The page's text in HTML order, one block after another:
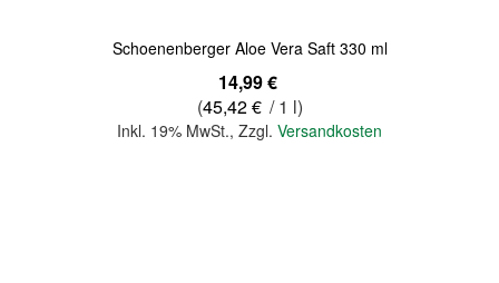
Schoenenberger Aloe Vera Saft 330 ml
14,99 €
(45,42 € / 1 l)
Inkl. 19% MwSt., Zzgl. Versandkosten